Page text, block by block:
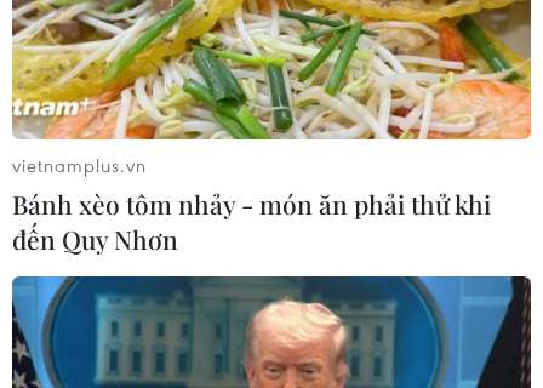
mở rộng ra.
vietnamplus.vn
Bánh xèo tôm nhảy - món ăn phải thử khi
đến Quy Nhơn